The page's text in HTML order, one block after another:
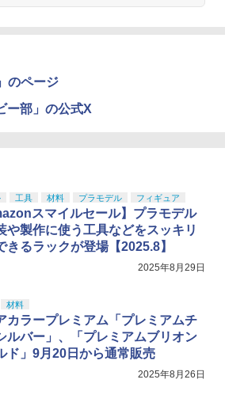
のページ
ー部」の公式X
工具 材料 プラモデル フィギュア
スマイルセール】プラモデル
や製作に使う工具などをスッキリ
きるラックが登場【2025.8】
2025年8月29日
材料
カラープレミアム「プレミアムチ
ルバー」、「プレミアムブリオン
ド」9月20日から通常販売
2025年8月26日